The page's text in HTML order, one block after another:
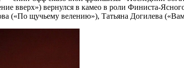
вверх») вернулся в камео в роли Финиста-
(«По щучьему велению»), Татьяна Догилева